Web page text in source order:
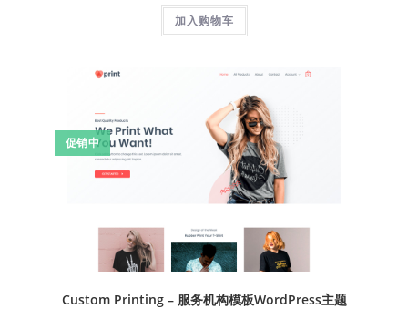
加入购物车
促销中
Custom Printing – 服务机构模板WordPress主题